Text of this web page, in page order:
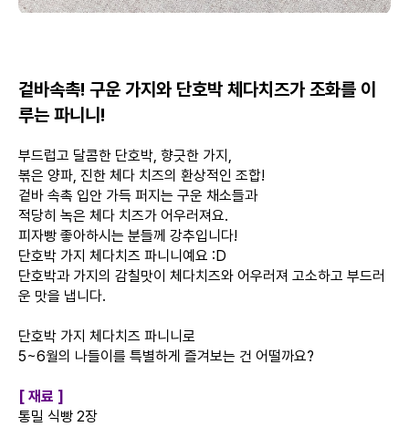
겉바속촉! 구운 가지와 단호박 체다치즈가 조화를 이
루는 파니니!
부드럽고 달콤한 단호박, 향긋한 가지,
볶은 양파, 진한 체다 치즈의 환상적인 조합!
겉바 속촉 입안 가득 퍼지는 구운 채소들과
적당히 녹은 체다 치즈가 어우러져요.
피자빵 좋아하시는 분들께 강추입니다!
단호박 가지 체다치즈 파니니예요 :D
단호박과 가지의 감칠맛이 체다치즈와 어우러져 고소하고 부드러
운 맛을 냅니다.
단호박 가지 체다치즈 파니니로
5~6월의 나들이를 특별하게 즐겨보는 건 어떨까요?
[ 재료 ]
통밀 식빵 2장